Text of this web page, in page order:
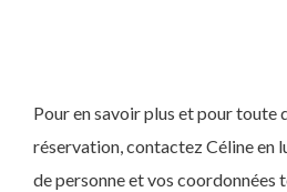
Pour en savoir plus et pour toute
réservation, contactez Céline en
de personne et vos coordonnées